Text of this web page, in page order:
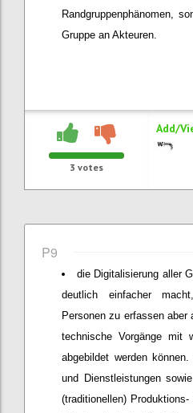
Randgruppenphänomen,
Gruppe an Akteuren.
3 votes
Add/
P9
die Digitalisierung aller
deutlich einfacher
Personen zu erfassen aber
technische Vorgänge mit
abgebildet werden
und Dienstleistungen
(traditionellen)